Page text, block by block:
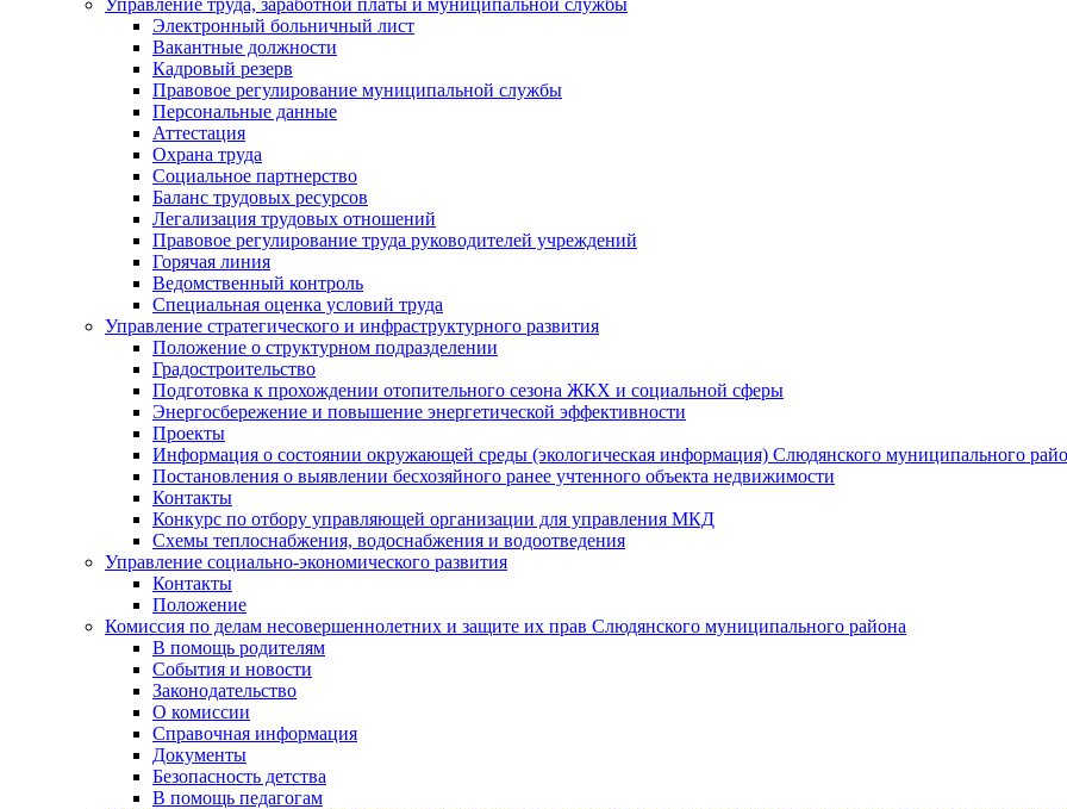
Управление труда, заработной платы и муниципальной службы
Электронный больничный лист
Вакантные должности
Кадровый резерв
Правовое регулирование муниципальной службы
Персональные данные
Аттестация
Охрана труда
Социальное партнерство
Баланс трудовых ресурсов
Легализация трудовых отношений
Правовое регулирование труда руководителей учреждений
Горячая линия
Ведомственный контроль
Специальная оценка условий труда
Управление стратегического и инфраструктурного развития
Положение о структурном подразделении
Градостроительство
Подготовка к прохождении отопительного сезона ЖКХ и социальной сферы
Энергосбережение и повышение энергетической эффективности
Проекты
Информация о состоянии окружающей среды (экологическая информация) Слюдянского муниципального
Постановления о выявлении бесхозяйного ранее учтенного объекта недвижимости
Контакты
Конкурс по отбору управляющей организации для управления МКД
Схемы теплоснабжения, водоснабжения и водоотведения
Управление социально-экономического развития
Контакты
Положение
Комиссия по делам несовершеннолетних и защите их прав Слюдянского муниципального района
В помощь родителям
События и новости
Законодательство
О комиссии
Справочная информация
Документы
Безопасность детства
В помощь педагогам